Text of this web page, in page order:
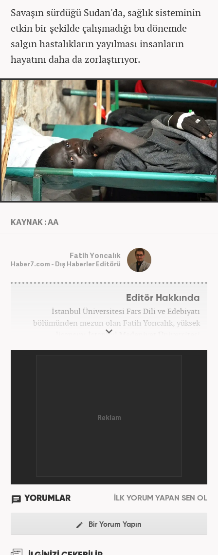
Savaşın sürdüğü Sudan'da, sağlık sisteminin
etkin bir şekilde çalışmadığı bu dönemde
salgın hastalıkların yayılması insanların
hayatını daha da zorlaştırıyor.
KAYNAK : AA
Fatih Yoncalık
Haber7.com - Dış Haberler Editörü
Editör Hakkında
İstanbul Üniversitesi Fars Dili ve Edebiyatı
bölümünden mezun olan Fatih Yoncalık, yüksek
lisansını İstanbul Medeniyet Üniversitesi
AKŞAM Gazetesi’nde başlayan Yoncalık, Eylül
YORUMLAR İLK YORUM YAPAN SEN OL
Bir Yorum Yapın